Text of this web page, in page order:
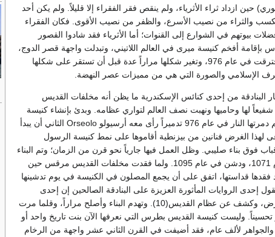
حين ازداد ثراء الأثرياء، ولم ينقص فقر الفقراء إلا قليلاً. ولم يكن أحد
والثراء من نصيب الأسرع، والظفر من نصيب الأقوى. فكان الفقراء
بيوتهم في الشوارع إلى القنوات؛ أما الأثرياء فقد شادوا القصور
بإقامة أفخم كنيسة ميرى في العالم اللاتيني، وتبدلت واجهة قصر الدوج،
التي شيدت أول مرة في عام 814 واحترقت في عام 976، وتغير شكلها مراراً عدة قبل أن تستقر على شكلها
الإسلامي والصورة التي هي من مميزات عصر النهضة.
بعض تجار البنادقة من إحدى كنائس الإسكندرية ما يظن أنه مخلفات القديس
لها وحاميها ونهبت نصف العالم لتواري عظامه. وبدئ بإنشاء كنيسة
القديس مرقص الأولى في عام 830 ثم دمرتها النار في عام 976 تدميراً رأى معه أرسيولو Orseolo الثاني أن يبدأ
لهذا الغرض فنانين من بيزنطية أقاموها على نمط كنيسة الرسول
فوق بناء صليبي. وظل العمل فيها جارياً نحو قرن من الزمان؛ وتم البناء
الرئيسي بشكله الحاضر تقريباً في عام 1071، ودشن في عام 1095. ولما فقدت مخلفات القديس مرقس حين
في الكنيسة عام 976، وهدد فقدها قداستها، اتفق على أن يجمع المصلون في الكنيسة في يوم تدشينها
إحدى الروايات المأثورة العزيزة على البنادقة الصالحين إن إحدى
الأعمدة خر لدعواتهم، وسقط على الأرض، وكشف عن عظام القديس(10). وتهدم البناء وأصلح مراراً، وقلما مرت
وليست كنيسة القديس بطرس التي نعرفها الآن بنت تاريخ واحد أو
لألف عام، فقد أضيفت في القرن الثاني عشر واجهة من الرخام